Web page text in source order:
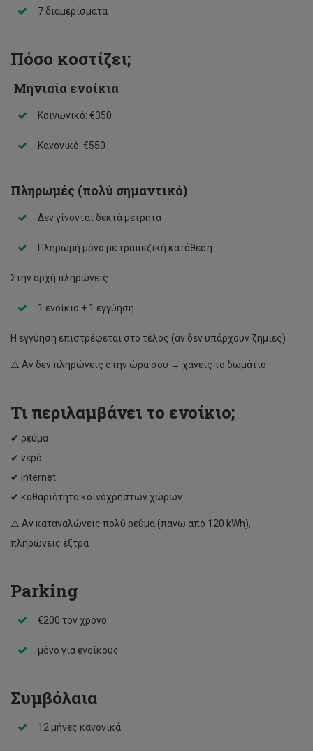
7 διαμερίσματα
Πόσο κοστίζει;
️ Μηνιαία ενοίκια
Κοινωνικό: €350
Κανονικό: €550
Πληρωμές (πολύ σημαντικό)
Δεν γίνονται δεκτά μετρητά
Πληρωμή μόνο με τραπεζική κατάθεση
Στην αρχή πληρώνεις:
1 ενοίκιο + 1 εγγύηση
Η εγγύηση επιστρέφεται στο τέλος (αν δεν υπάρχουν ζημιές)
⚠️ Αν δεν πληρώνεις στην ώρα σου → χάνεις το δωμάτιο
Τι περιλαμβάνει το ενοίκιο;
✔ ρεύμα
✔ νερό
✔ internet
✔ καθαριότητα κοινόχρηστων χώρων
⚠️ Αν καταναλώνεις πολύ ρεύμα (πάνω από 120 kWh),
πληρώνεις έξτρα
Parking
€200 τον χρόνο
μόνο για ενοίκους
Συμβόλαια
12 μήνες κανονικά